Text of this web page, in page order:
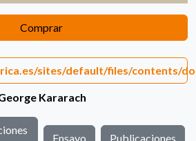
Comprar
sites/default/files/contents/
Kararach
Ensayo Publicaciones